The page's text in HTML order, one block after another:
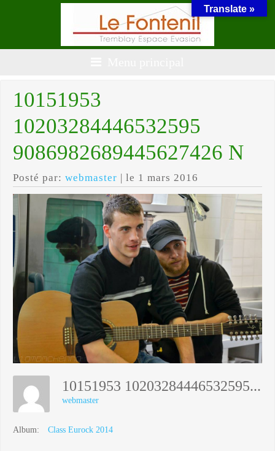
10151953
10203284446532595
9086982689445627426 N
Posté par: webmaster | le 1 mars 2016
10151953 10203284446532595 9086982689445627426 N
webmaster
Album: Class Eurock 2014
Translate »